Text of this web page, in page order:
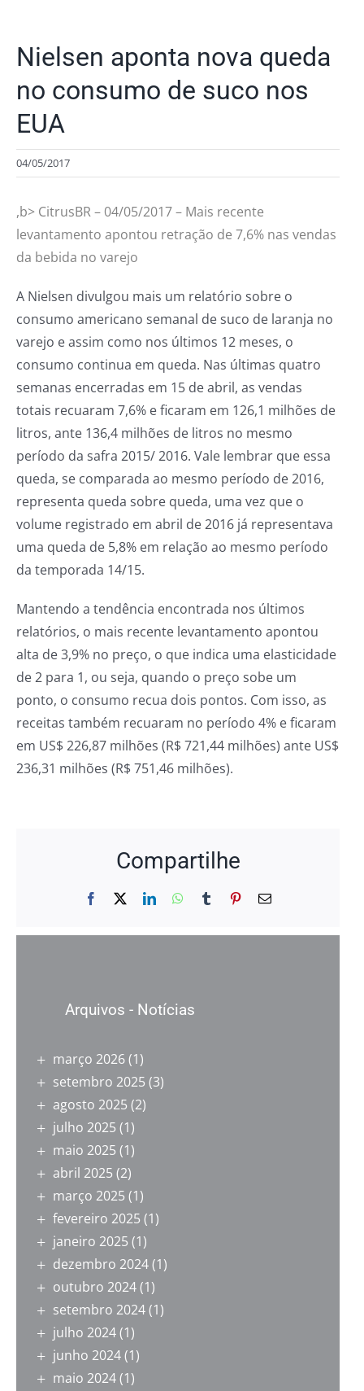
Nielsen aponta nova queda
no consumo de suco nos
EUA
04/05/2017
,b> CitrusBR – 04/05/2017 – Mais recente
levantamento apontou retração de 7,6% nas vendas
da bebida no varejo
A Nielsen divulgou mais um relatório sobre o
consumo americano semanal de suco de laranja no
varejo e assim como nos últimos 12 meses, o
consumo continua em queda. Nas últimas quatro
semanas encerradas em 15 de abril, as vendas
totais recuaram 7,6% e ficaram em 126,1 milhões de
litros, ante 136,4 milhões de litros no mesmo
período da safra 2015/ 2016. Vale lembrar que essa
queda, se comparada ao mesmo período de 2016,
representa queda sobre queda, uma vez que o
volume registrado em abril de 2016 já representava
uma queda de 5,8% em relação ao mesmo período
da temporada 14/15.
Mantendo a tendência encontrada nos últimos
relatórios, o mais recente levantamento apontou
alta de 3,9% no preço, o que indica uma elasticidade
de 2 para 1, ou seja, quando o preço sobe um
ponto, o consumo recua dois pontos. Com isso, as
receitas também recuaram no período 4% e ficaram
em US$ 226,87 milhões (R$ 721,44 milhões) ante US$
236,31 milhões (R$ 751,46 milhões).
Compartilhe
Facebook LinkedInWhatsApp
Tumblr Pinterest
E-
Arquivos - Notícias
março 2026(1)
setembro 2025 (3)
agosto 2025 (2)
julho 2025 (1)
maio 2025 (1)
abril 2025 (2)
março 2025 (1)
fevereiro 2025 (1)
janeiro 2025 (1)
dezembro 2024(1)
outubro 2024(1)
setembro 2024(1)
julho 2024(1)
junho 2024(1)
maio 2024(1)